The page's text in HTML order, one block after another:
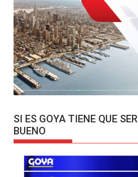
SI ES GOYA TIENE QUE SER
BUENO